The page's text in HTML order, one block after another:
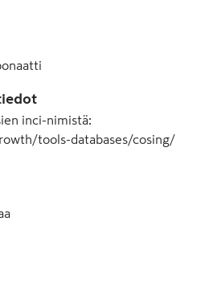
inci-nimistä:
tools-databases/cosing/